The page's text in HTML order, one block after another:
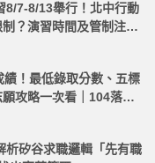
8/7-8/13舉行！北中行動
？演習時間及管制注意
！最低錄取分數、五標
攻略一次看｜104落點
析矽谷求職邏輯「先有職